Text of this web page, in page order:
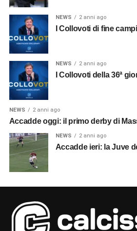
NEWS 2 anni ago
I Collovoti di fine
NEWS 2 anni ago
I Collovoti della 36ª
NEWS 2 anni ago
Accadde oggi: il primo derby di
NEWS 2 anni ago
Accadde ieri: la Juve